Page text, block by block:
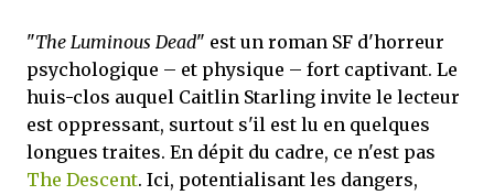
"The Luminous Dead" est un roman SF d'horreur
psychologique – et physique – fort captivant. Le
huis-clos auquel Caitlin Starling invite le lecteur
est oppressant, surtout s'il est lu en quelques
longues traites. En dépit du cadre, ce n'est pas
The Descent. Ici, potentialisant les dangers,